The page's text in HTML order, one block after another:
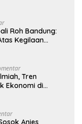
Roh Bandung:
Kegilaan
Tren
Ekonomi di